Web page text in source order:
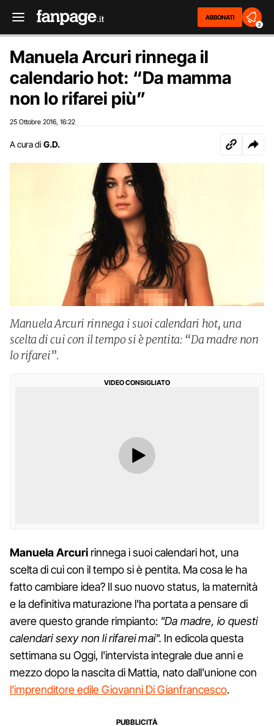
ABBONATI
2
Manuela Arcuri rinnega il
calendario hot: “Da mamma
non lo rifarei più”
25 Ottobre 2016 16:22
A cura di G.D.
Manuela Arcuri rinnega i suoi calendari hot, una
scelta di cui con il tempo si è pentita: “Da madre non
lo rifarei”.
VIDEO CONSIGLIATO
Manuela Arcuri rinnega i suoi calendari hot, una
scelta di cui con il tempo si è pentita. Ma cosa le ha
fatto cambiare idea? Il suo nuovo status, la maternità
e la definitiva maturazione l'ha portata a pensare di
avere questo grande rimpianto: "Da madre, io questi
calendari sexy non li rifarei mai". In edicola questa
settimana su Oggi, l'intervista integrale due anni e
mezzo dopo la nascita di Mattia, nato dall'unione con
l'imprenditore edile Giovanni Di Gianfrancesco.